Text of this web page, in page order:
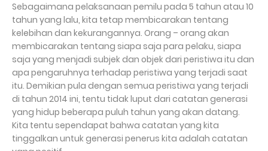
Sebagaimana pelaksanaan pemilu pada 5 tahun atau 10
tahun yang lalu, kita tetap membicarakan tentang
kelebihan dan kekurangannya. Orang – orang akan
membicarakan tentang siapa saja para pelaku, siapa
saja yang menjadi subjek dan objek dari peristiwa itu dan
apa pengaruhnya terhadap peristiwa yang terjadi saat
itu. Demikian pula dengan semua peristiwa yang terjadi
di tahun 2014 ini, tentu tidak luput dari catatan generasi
yang hidup beberapa puluh tahun yang akan datang.
Kita tentu sependapat bahwa catatan yang kita
tinggalkan untuk generasi penerus kita adalah catatan